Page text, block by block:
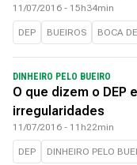
11/07/2016 - 15h34min
DEP BUEIROS BOCA
DINHEIRO PELO BUEIRO
O que dizem o DEP
irregularidades
11/07/2016 - 11h22min
DEP DINHEIRO PELO